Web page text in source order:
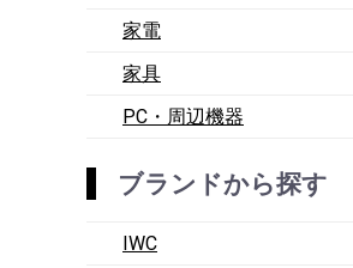
家電
家具
PC・周辺機器
ブランドから探す
IWC